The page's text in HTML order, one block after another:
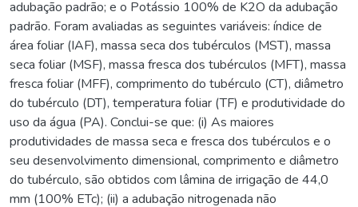
adubação padrão; e o Potássio 100% de K2O da adubação
padrão. Foram avaliadas as seguintes variáveis: índice de
área foliar (IAF), massa seca dos tubérculos (MST), massa
seca foliar (MSF), massa fresca dos tubérculos (MFT), massa
fresca foliar (MFF), comprimento do tubérculo (CT), diâmetro
do tubérculo (DT), temperatura foliar (TF) e produtividade do
uso da água (PA). Conclui-se que: (i) As maiores
produtividades de massa seca e fresca dos tubérculos e o
seu desenvolvimento dimensional, comprimento e diâmetro
do tubérculo, são obtidos com lâmina de irrigação de 44,0
mm (100% ETc); (ii) a adubação nitrogenada não